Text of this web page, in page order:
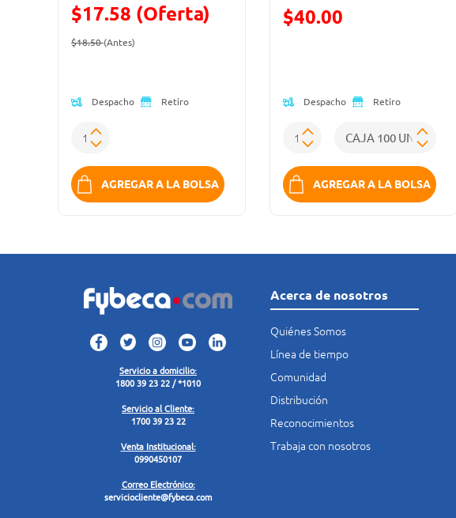
$17.58 (Oferta)
Precio reducido de
$18.50(Antes)
Despacho Retiro
AGREGAR A LA BOLSA
Precio reducido de
$40.00
Despacho Retiro
AGREGAR A LA BOLSA
Servicio a domicilio:
1800 39 23 22 / *1010
Servicio al Cliente:
1700 39 23 22
Venta Institucional:
0990450107
Correo Electrónico:
serviciocliente@fybeca.com
Acerca de nosotros
Quiénes Somos
Línea de tiempo
Comunidad
Distribución
Reconocimientos
Trabaja con nosotros